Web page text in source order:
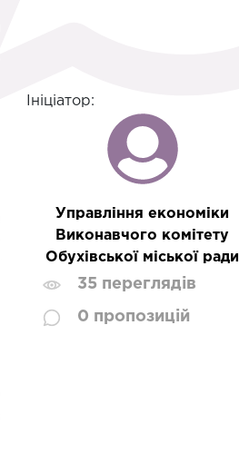
Ініціатор:
Управління економіки
Виконавчого комітету
Обухівської міської ради
35 переглядів
0 пропозицій